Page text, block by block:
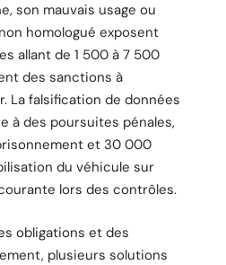
son mauvais usage ou
homologué exposent
allant de 1 500 à 7 500
des sanctions à
La falsification de données
à des poursuites pénales,
et 30 000
du véhicule sur
lors des contrôles.
obligations et des
plusieurs solutions